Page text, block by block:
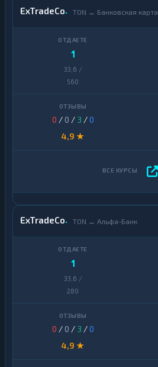
ExTradeCo TON ↔ Банковская карта
1
33,6 /
560
0 / 0 / 3 /0
4,9 ★
ExTradeCo TON ↔ Альфа-Банк
1
33,6 /
280
0 / 0 / 3 /0
4,9 ★